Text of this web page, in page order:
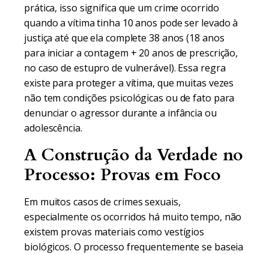
prática, isso significa que um crime ocorrido
quando a vítima tinha 10 anos pode ser levado à
justiça até que ela complete 38 anos (18 anos
para iniciar a contagem + 20 anos de prescrição,
no caso de estupro de vulnerável). Essa regra
existe para proteger a vítima, que muitas vezes
não tem condições psicológicas ou de fato para
denunciar o agressor durante a infância ou
adolescência.
A Construção da Verdade no
Processo: Provas em Foco
Em muitos casos de crimes sexuais,
especialmente os ocorridos há muito tempo, não
existem provas materiais como vestígios
biológicos. O processo frequentemente se baseia